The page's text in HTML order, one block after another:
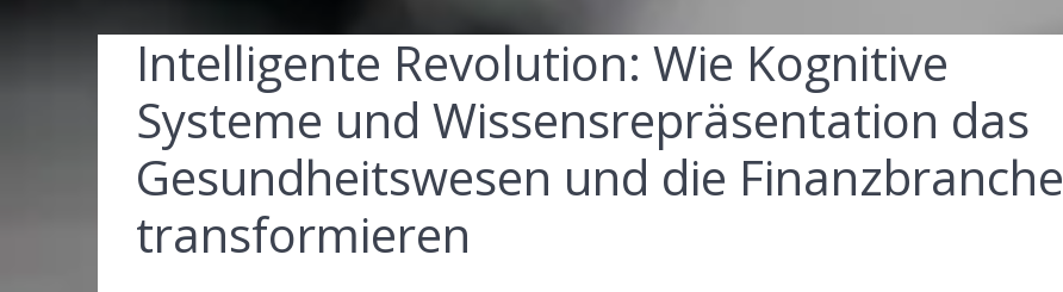
Intelligente Revolution: Wie Kognitive
Systeme und Wissensrepräsentation das
Gesundheitswesen und die Finanzbranche
transformieren